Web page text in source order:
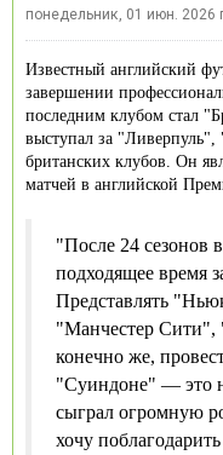
понедельник, 01 июн. 2026
Известный английский
завершении
последним клубом стал
выступал за
британских клубов. Он
матчей в английской
"После 24 сезонов
подходящее время
Представлять
"Манчестер
конечно же,
"Суиндоне" — это
сыграл огромную
хочу